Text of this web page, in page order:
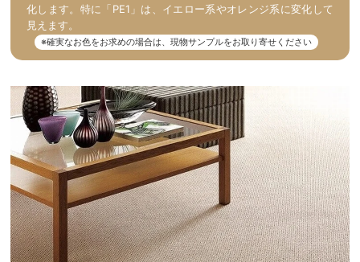
化します。特に「PE1」は、イエロー系やオレンジ系に変化して
見えます。
※確実なお色をお求めの場合は、現物サンプルをお取り寄せください